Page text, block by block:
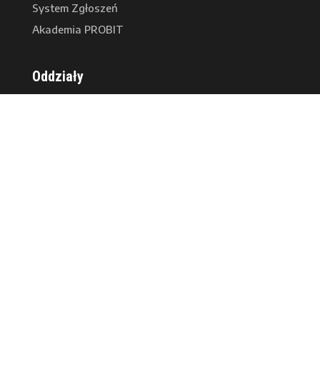
System Zgłoszeń
Akademia PROBIT
Oddziały